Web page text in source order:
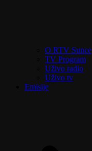
O RTV Sunce
TV Program
Uživo radio
Uživo tv
Emisije